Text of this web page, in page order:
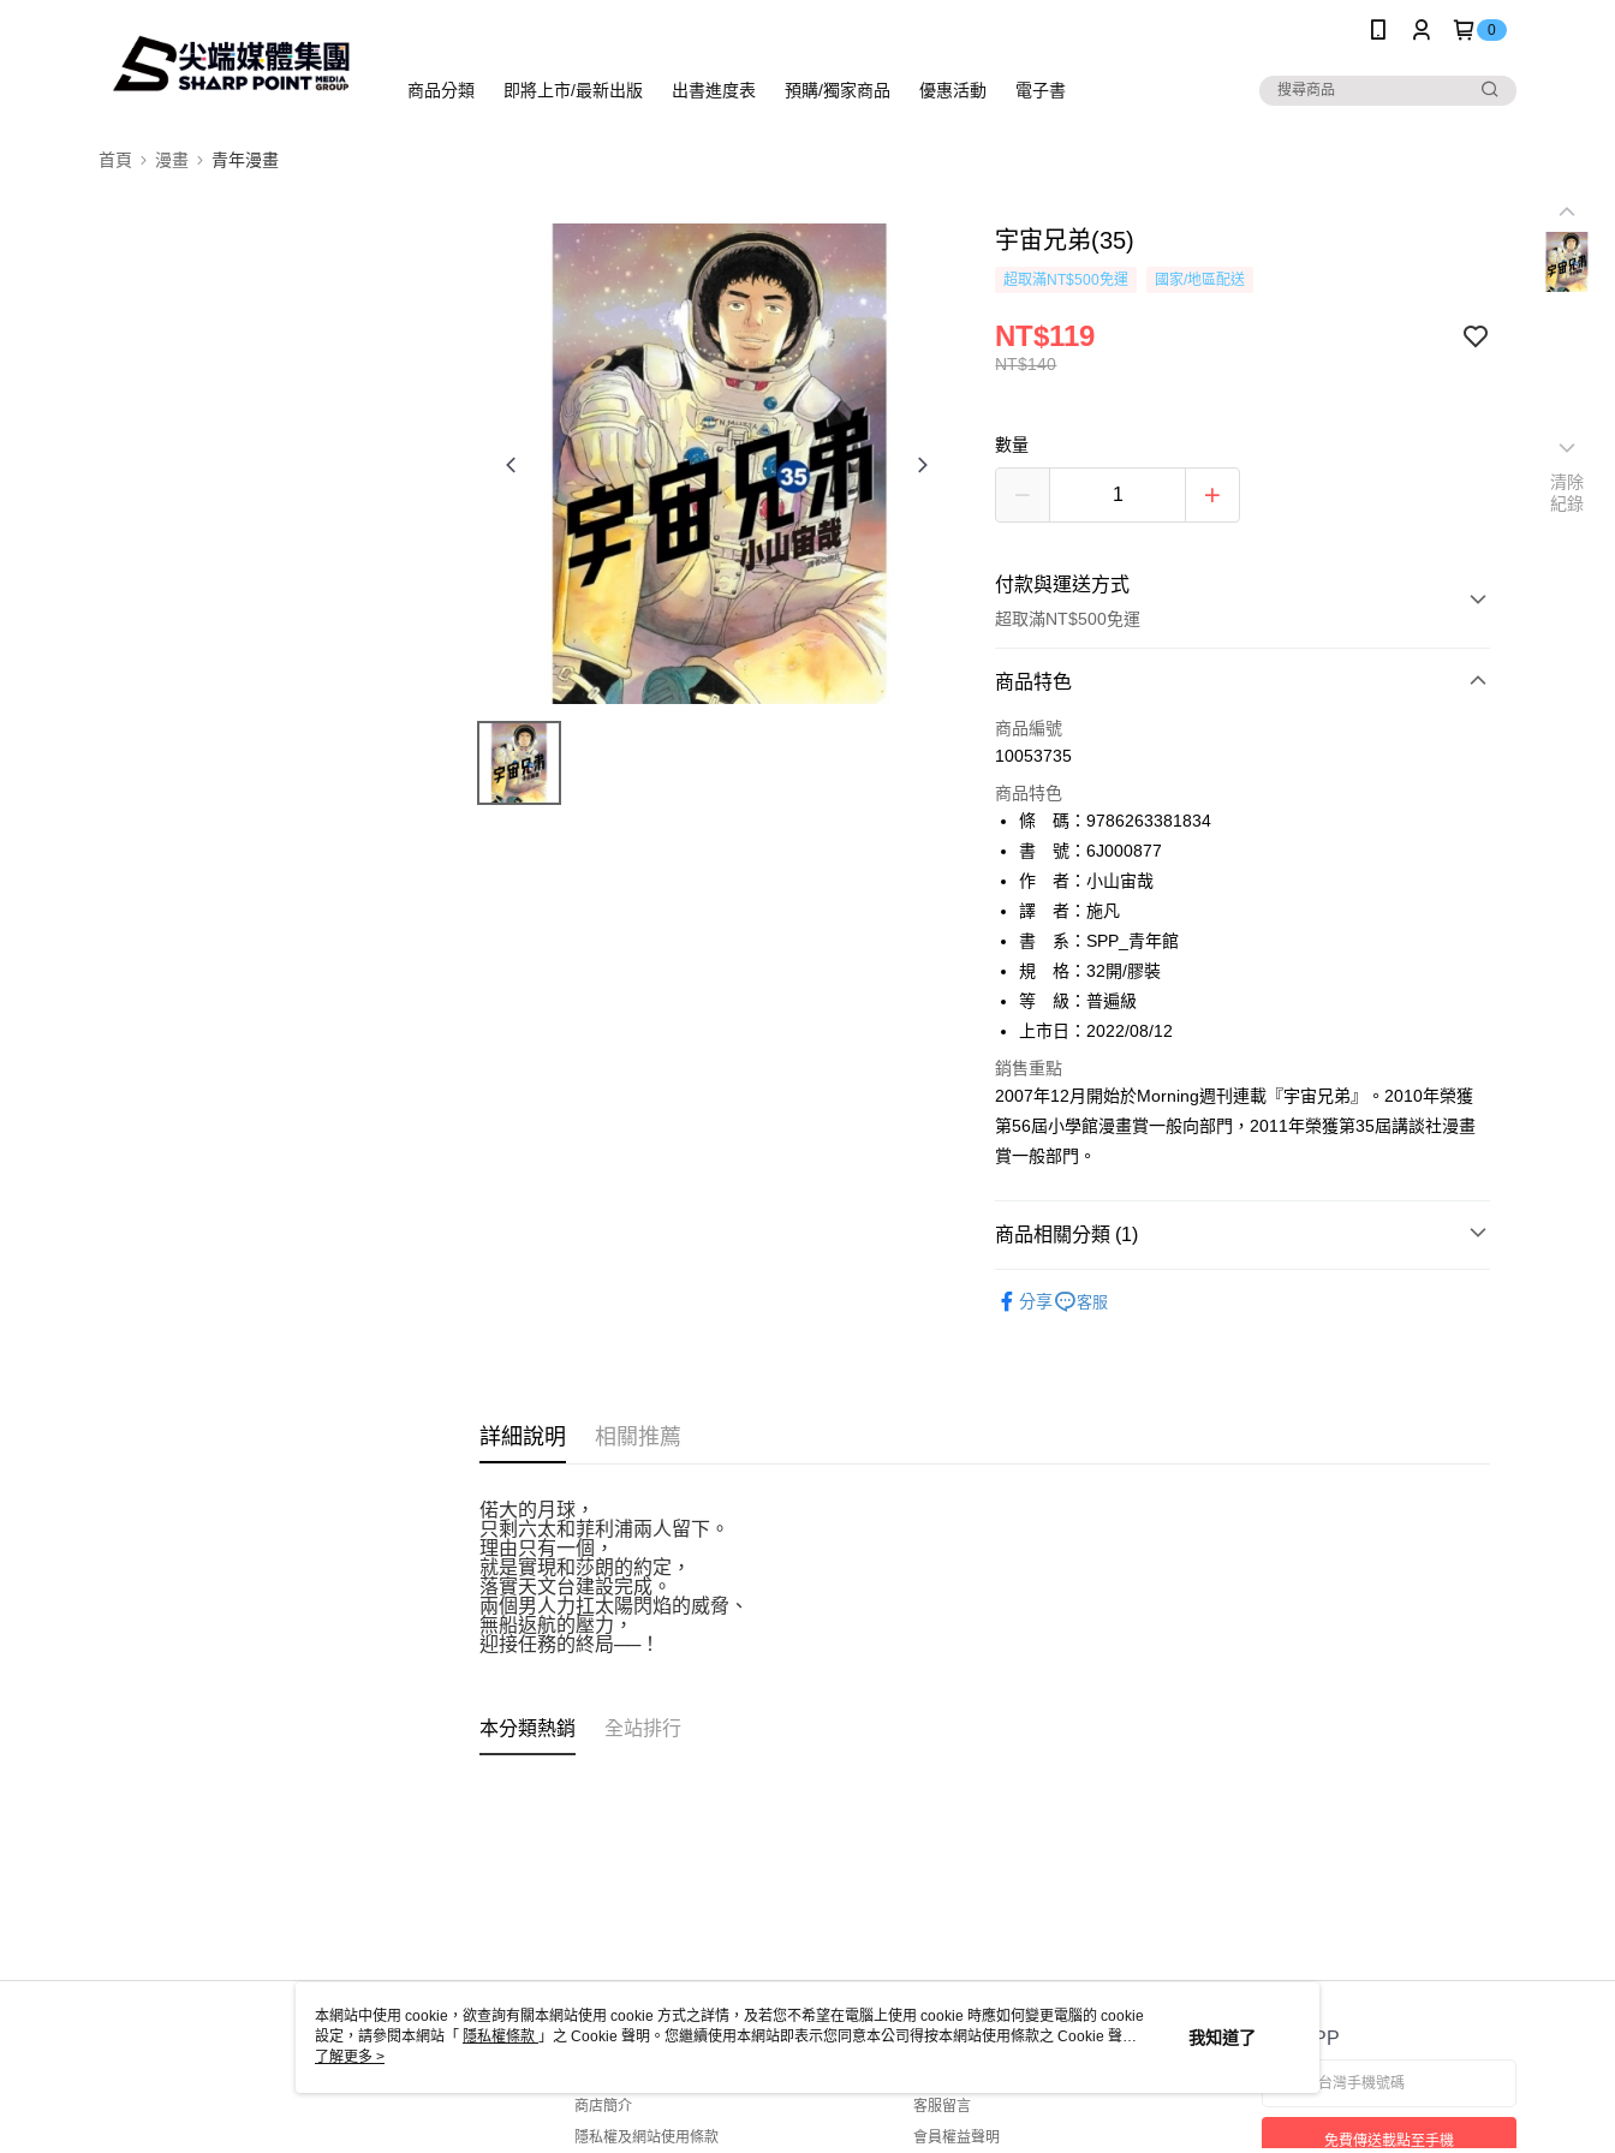
0
商品分類 即將上市/最新出版 出書進度表 預購/獨家商品 優惠活動 電子書
首頁 漫畫 青年漫畫
宇宙兄弟(35)
超取滿NT$500免運 國家/地區配送
NT$140
NT$119
數量
付款與運送方式
超取滿NT$500免運
付款方式
信用卡一次付款
AFTEE先享後付
相關說明
AFTEE先享後付是「在收到商品之後才付款」的支付方式。 讓您購物簡單
便利好安心！
１．簡單：不需註冊會員、不需綁卡、不需儲值。
２．便利：只要手機號碼，簡訊認證，即可結帳。
３．安心：先確認商品／服務後，再付款。
１．於結帳方式選擇「AFTEE先享後付」後，將跳轉至「AFTEE先享後
付」結帳頁面，進行簡訊認證並確認金額後，即可完成結帳。
２．訂單成立數日內，您將收到繳費通知簡訊。
３．收到繳費通知簡訊後14天內，點擊此簡訊中的連結，可透過四大超商
／ATM／網路銀行／等多元方式進行付款，方視為交易完成。
※ 請注意：結帳手續完成當下不需立刻繳費，但若您需要取消訂單，請聯
絡購買商品的店家。未經商家同意取消之訂單仍視為有效，需透過AFTEE
是否繳費成功／繳費後需取消欲退款等相關疑問，請聯繫「AFTEE先享後
【注意事項】
ATM付款
運送方式
全家取貨付款
每筆NT$80，滿NT$500(含以上)免運費
付款後全家取貨
每筆NT$80，滿NT$500(含以上)免運費
萊爾富取貨付款
付款後萊爾富取貨
7-11取貨付款
商品特色
商品編號
10053735
商品特色
條 碼：9786263381834
書 號：6J000877
作 者：小山宙哉
譯 者：施凡
書 系：SPP_青年館
規 格：32開/膠裝
等 級：普遍級
上市日：2022/08/12
銷售重點
2007年12月開始於Morning週刊連載『宇宙兄弟』。2010年榮獲
第56屆小學館漫畫賞一般向部門，2011年榮獲第35屆講談社漫畫
賞一般部門。
商品相關分類 (1)
分享
客服
詳細說明 相關推薦
偌大的月球，
只剩六太和菲利浦兩人留下。
理由只有一個，
就是實現和莎朗的約定，
落實天文台建設完成。
兩個男人力扛太陽閃焰的威脅、
無船返航的壓力，
迎接任務的終局──！
本分類熱銷 全站排行
關於我們
商店簡介
隱私權及網站使用條款
客服資訊
客服留言
會員權益聲明
官方APP
免費傳送載點至手機
清除
紀錄
本網站中使用 cookie，欲查詢有關本網站使用 cookie 方式之詳情，及若您不希望在電腦上使用 cookie 時應如何變更電腦的 cookie
設定，請參閱本網站「 隱私權條款 」之 Cookie 聲明。您繼續使用本網站即表示您同意本公司得按本網站使用條款之 Cookie 聲明
使用 cookie。
了解更多 >
我知道了